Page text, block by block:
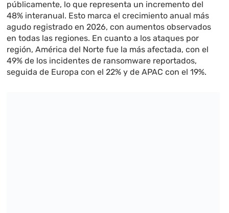
públicamente, lo que representa un incremento del
48% interanual. Esto marca el crecimiento anual más
agudo registrado en 2026, con aumentos observados
en todas las regiones. En cuanto a los ataques por
región, América del Norte fue la más afectada, con el
49% de los incidentes de ransomware reportados,
seguida de Europa con el 22% y de APAC con el 19%.